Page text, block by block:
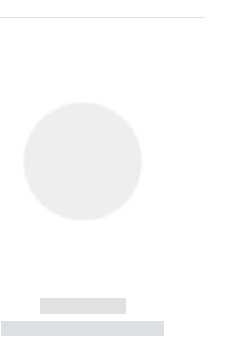
------------
----------- -----------